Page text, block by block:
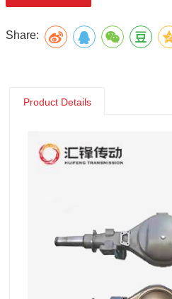
Share:
Product Details